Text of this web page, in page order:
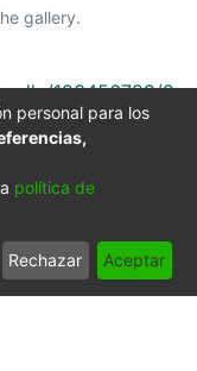
gallery.
123456789/9
personal para los
política de
Rechazar Aceptar